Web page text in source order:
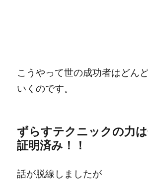
こうやって世の成功者はどん
いくのです。
ずらすテクニックの力
証明済み！！
話が脱線しましたが